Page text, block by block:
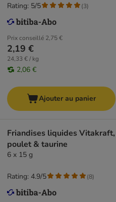
Prix conseillé 2,75 €
2,19 €
24,33 € / kg
2,06 €
Rating: 5/5 (3)
Ajouter au panier
Friandises liquides Vitakraft,
poulet & taurine
6 x 15 g
Rating: 4.9/5 (8)